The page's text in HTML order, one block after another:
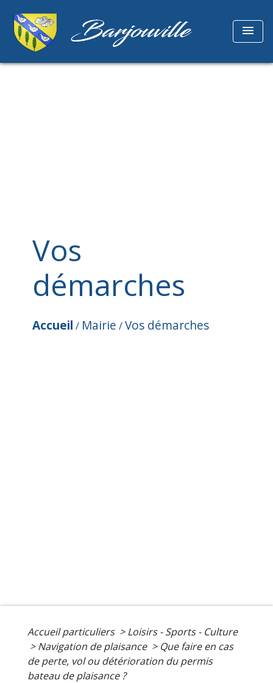
menu
Vos
démarches
Accueil / Mairie /Vos démarches
Accueil particuliers > Loisirs - Sports - Culture
> Navigation de plaisance > Que faire en cas
de perte, vol ou détérioration du permis
bateau de plaisance ?